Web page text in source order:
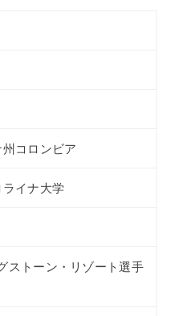
コロンビア
イナ大学
ストーン・リゾート選手